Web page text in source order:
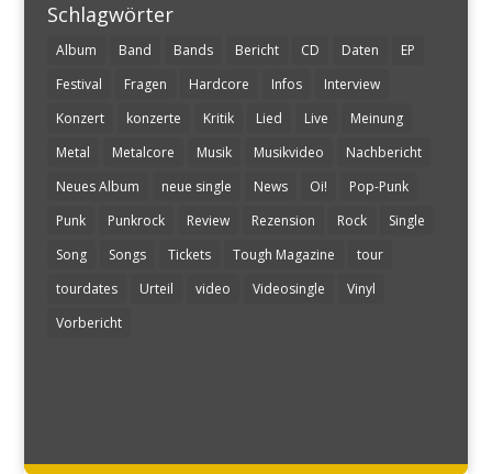
Schlagwörter
Album Band Bands Bericht CD Daten
EP
Festival
Fragen Hardcore Infos
Interview
Konzert
konzerte Kritik Lied Live
Meinung
Metal
Metalcore Musik Musikvideo
Nachbericht
Neues Album
neue single News Oi!
Pop-Punk
Punk
Punkrock Review Rezension Rock
Single
Song
Songs Tickets Tough Magazine
tour
tourdates
Urteil video Videosingle
Vinyl
Vorbericht